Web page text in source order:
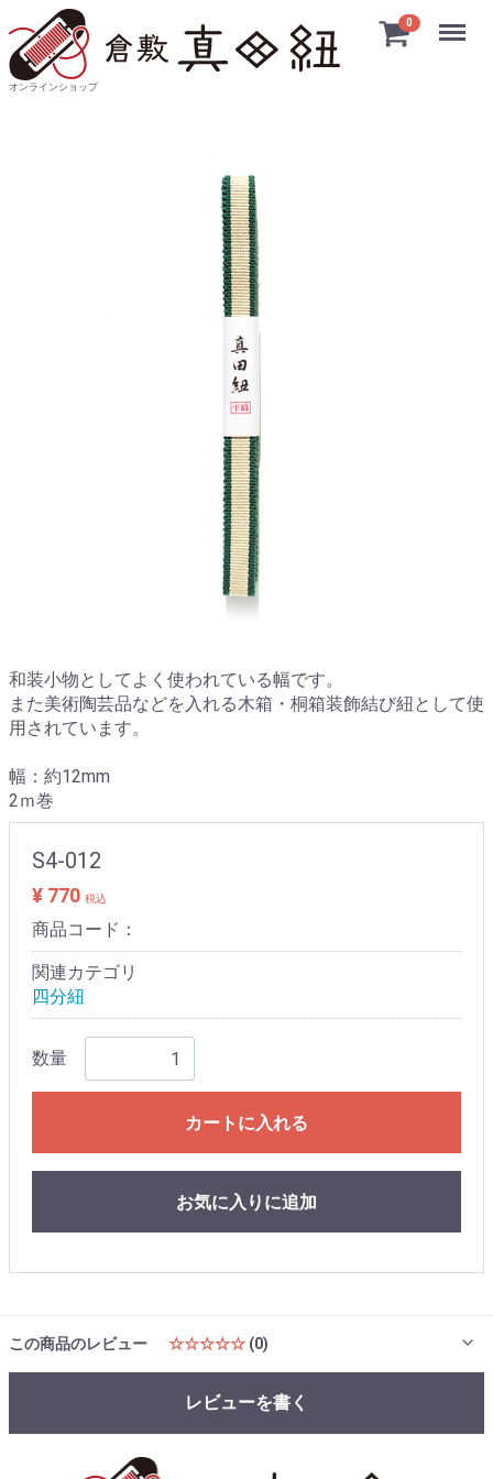
オンラインショップ
0 Menu
和装小物としてよく使われている幅です。
また美術陶芸品などを入れる木箱・桐箱装飾結び紐として使
用されています。
幅：約12mm
2ｍ巻
S4-012
¥ 770 税込
商品コード：
関連カテゴリ
四分紐
数量
カートに入れる
お気に入りに追加
この商品のレビュー ☆☆☆☆☆ (0)
レビューを書く